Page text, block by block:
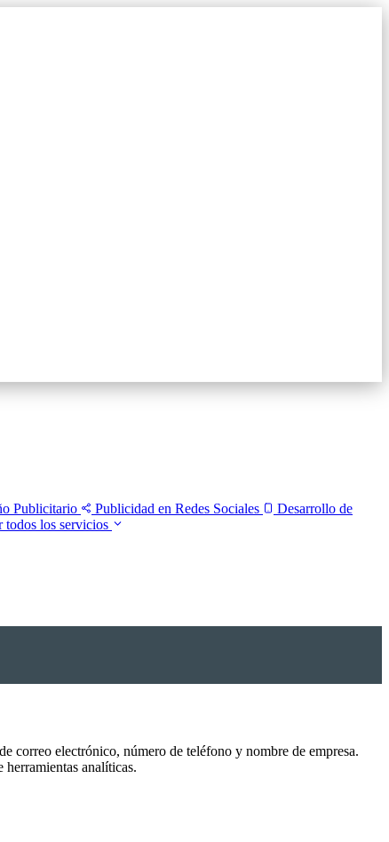
Publicitario Publicidad en Redes Sociales
Desarrollo de
todos los servicios
correo electrónico, número de teléfono y nombre de empresa.
analíticas.